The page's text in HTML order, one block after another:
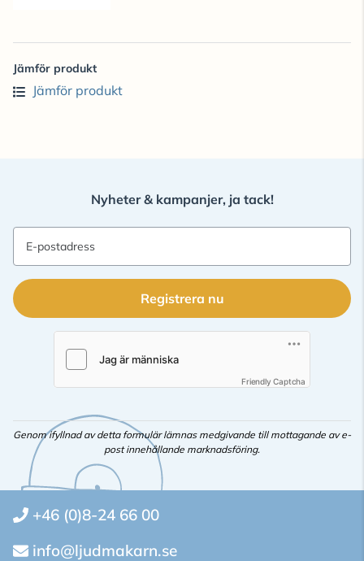
Jämför produkt
Jämför produkt
Nyheter & kampanjer, ja tack!
E-postadress
Registrera nu
Friendly Captcha
Genom ifyllnad av detta formulär lämnas medgivande till mottagande av e-
post innehållande marknadsföring.
+46 (0)8-24 66 00
info@ljudmakarn.se